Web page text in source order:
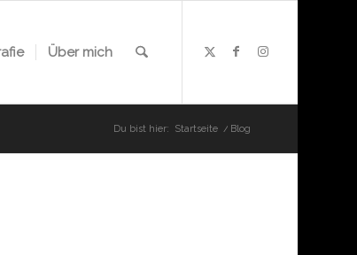
Über mich
Du bist hier: Startseite / Blog